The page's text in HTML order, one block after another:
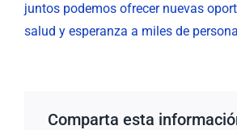
juntos podemos ofrecer nuevas
salud y esperanza a miles de
Comparta esta